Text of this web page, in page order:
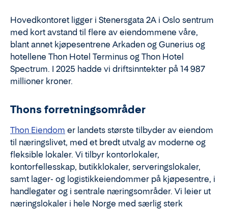
Hovedkontoret ligger i Stenersgata 2A i Oslo sentrum
med kort avstand til flere av eiendommene våre,
blant annet kjøpesentrene Arkaden og Gunerius og
hotellene Thon Hotel Terminus og Thon Hotel
Spectrum. I 2025 hadde vi driftsinntekter på 14 987
millioner kroner.
Thons forretningsområder
Thon Eiendom er landets største tilbyder av eiendom
til næringslivet, med et bredt utvalg av moderne og
fleksible lokaler. Vi tilbyr kontorlokaler,
kontorfellesskap, butikklokaler, serveringslokaler,
samt lager- og logistikkeiendommer på kjøpesentre, i
handlegater og i sentrale næringsområder. Vi leier ut
næringslokaler i hele Norge med særlig sterk